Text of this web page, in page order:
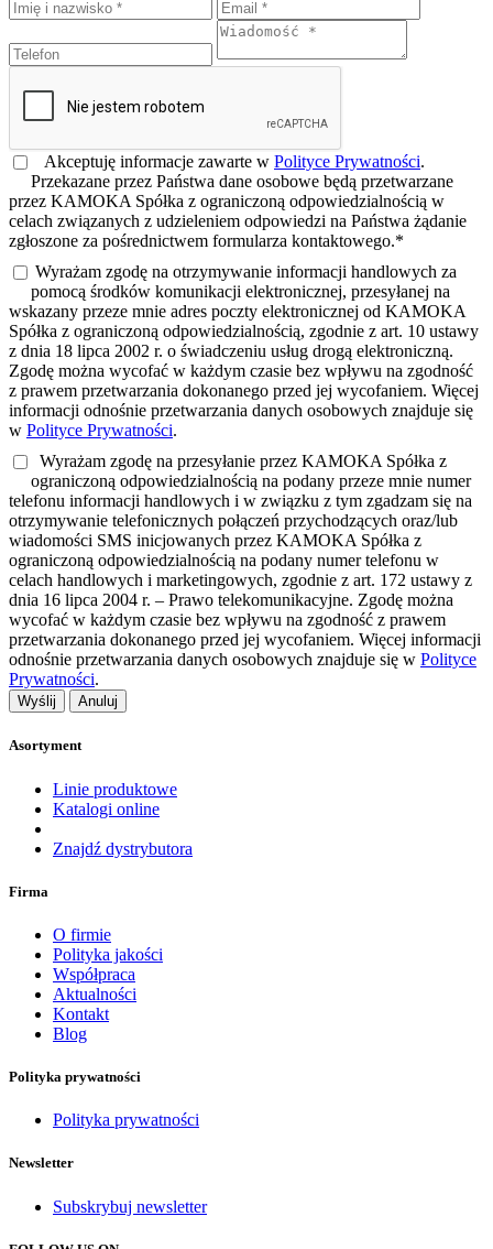
Akceptuję informacje zawarte w Polityce Prywatności.
Przekazane przez Państwa dane osobowe będą przetwarzane
przez KAMOKA Spółka z ograniczoną odpowiedzialnością w
celach związanych z udzieleniem odpowiedzi na Państwa żądanie
zgłoszone za pośrednictwem formularza kontaktowego.*
Wyrażam zgodę na otrzymywanie informacji handlowych za
pomocą środków komunikacji elektronicznej, przesyłanej na
wskazany przeze mnie adres poczty elektronicznej od KAMOKA
Spółka z ograniczoną odpowiedzialnością, zgodnie z art. 10 ustawy
z dnia 18 lipca 2002 r. o świadczeniu usług drogą elektroniczną.
Zgodę można wycofać w każdym czasie bez wpływu na zgodność
z prawem przetwarzania dokonanego przed jej wycofaniem. Więcej
informacji odnośnie przetwarzania danych osobowych znajduje się
w Polityce Prywatności.
Wyrażam zgodę na przesyłanie przez KAMOKA Spółka z
ograniczoną odpowiedzialnością na podany przeze mnie numer
telefonu informacji handlowych i w związku z tym zgadzam się na
otrzymywanie telefonicznych połączeń przychodzących oraz/lub
wiadomości SMS inicjowanych przez KAMOKA Spółka z
ograniczoną odpowiedzialnością na podany numer telefonu w
celach handlowych i marketingowych, zgodnie z art. 172 ustawy z
dnia 16 lipca 2004 r. – Prawo telekomunikacyjne. Zgodę można
wycofać w każdym czasie bez wpływu na zgodność z prawem
przetwarzania dokonanego przed jej wycofaniem. Więcej informacji
odnośnie przetwarzania danych osobowych znajduje się w Polityce
Prywatności.
Wyślij Anuluj
Asortyment
Linie produktowe
Katalogi online
Znajdź dystrybutora
Firma
O firmie
Polityka jakości
Współpraca
Aktualności
Kontakt
Blog
Polityka prywatności
Polityka prywatności
Newsletter
Subskrybuj newsletter